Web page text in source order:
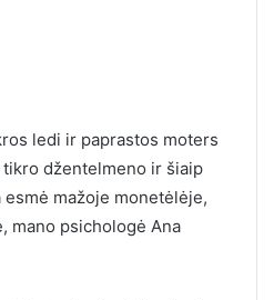
ledi ir paprastos moters
džentelmeno ir šiaip
mažoje monetėlėje,
mano psichologė Ana